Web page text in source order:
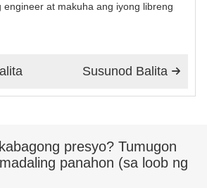
engineer at makuha ang iyong libreng

Susunod Balita
presyo? Tumugon
panahon (sa loob ng